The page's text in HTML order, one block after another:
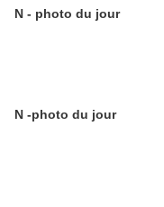
N - photo du jour
N -photo du jour